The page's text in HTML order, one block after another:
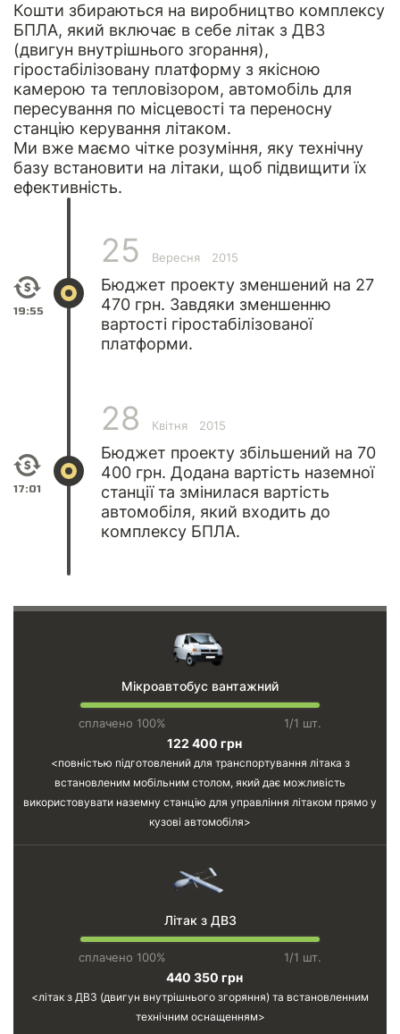
Кошти збираються на виробництво комплексу
БПЛА, який включає в себе літак з ДВЗ
(двигун внутрішнього згорання),
гіростабілізовану платформу з якісною
камерою та тепловізором, автомобіль для
пересування по місцевості та переносну
станцію керування літаком.
Ми вже маємо чітке розуміння, яку технічну
базу встановити на літаки, щоб підвищити їх
ефективність.
19:55
25 Вересня 2015
Бюджет проекту зменшений на 27
470 грн. Завдяки зменшенню
вартості гіростабілізованої
платформи.
17:01
28 Квітня 2015
Бюджет проекту збільшений на 70
400 грн. Додана вартість наземної
станції та змінилася вартість
автомобіля, який входить до
комплексу БПЛА.
Мікроавтобус вантажний
сплачено 100% 1/1 шт.
122 400 грн
повністью підготовлений для транспортування літака з
встановленим мобільним столом, який дає можливість
використовувати наземну станцію для управління літаком прямо у
кузові автомобіля
Літак з ДВЗ
сплачено 100% 1/1 шт.
440 350 грн
літак з ДВЗ (двигун внутрішнього згоряння) та встановленним
технічним оснащенням